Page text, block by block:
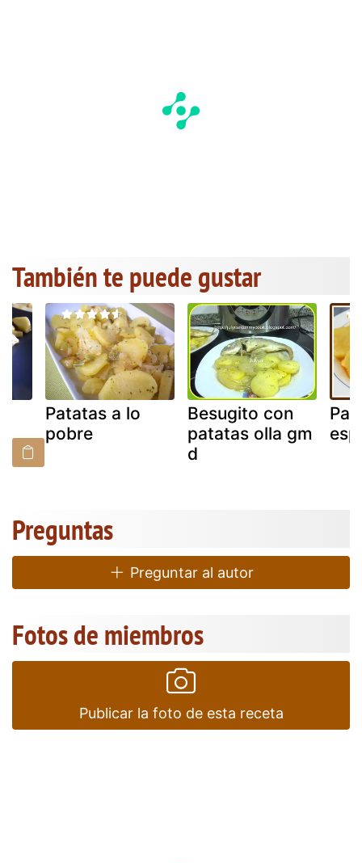
También te puede gustar
Patatas a lo
pobre
Besugito con
patatas olla gm
d
Preguntas
Preguntar al autor
Fotos de miembros
Publicar la foto de esta receta